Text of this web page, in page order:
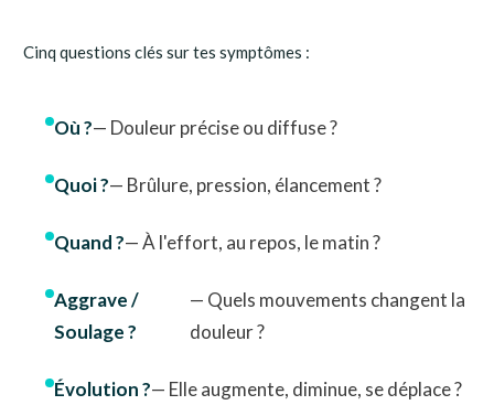
Cinq questions clés sur tes symptômes :
Où ?— Douleur précise ou diffuse ?
Quoi ?— Brûlure, pression, élancement ?
Quand ?— À l'effort, au repos, le matin ?
Aggrave /
Soulage ?
— Quels mouvements changent la
douleur ?
Évolution ?— Elle augmente, diminue, se déplace ?